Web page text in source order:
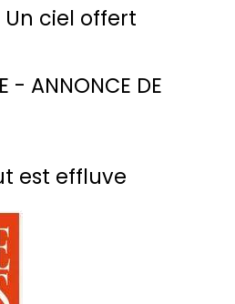
ciel offert
- ANNONCE DE
est effluve